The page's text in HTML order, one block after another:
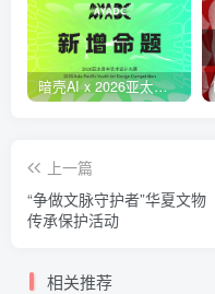
暗壳AI x 2026亚太青年艺术设计大赛
上一篇
“争做文脉守护者”华夏文物
传承保护活动
相关推荐